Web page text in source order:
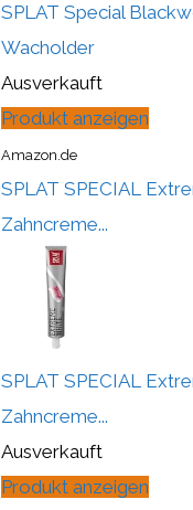
SPLAT Special
Wacholder
Ausverkauft
Produkt anzeigen
Amazon.de
SPLAT SPECIAL
Zahncreme...
SPLAT SPECIAL
Zahncreme...
Ausverkauft
Produkt anzeigen